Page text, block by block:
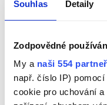
Souhlas Detaily
Zodpovědné
My a naši 554
např. číslo IP)
cookie pro uchování
Rekordní sezona